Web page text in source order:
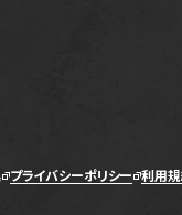
プライバシーポリシー 利用